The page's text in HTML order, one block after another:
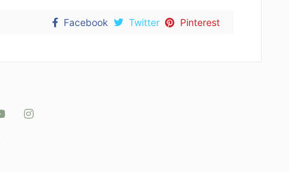
Facebook Twitter Pinterest